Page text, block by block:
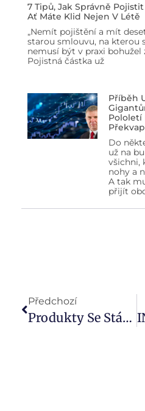
7 Tipů, Jak Správně
Ať Máte Klid Nejen V Létě
„Nemít pojištění a mít
starou smlouvu, na kterou
nemusí být v praxi bohužel
Pojistná částka už
Příběh
Pololetí
Do
už na
všichni,
nohy a
A tak
přijít
Předchozí
Produkty Se Státní Podporou A Úsporou Na Daních